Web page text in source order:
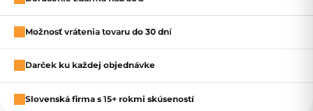
Možnosť vrátenia tovaru do 30 dní
Darček ku každej objednávke
Slovenská firma s 15+ rokmi skúseností